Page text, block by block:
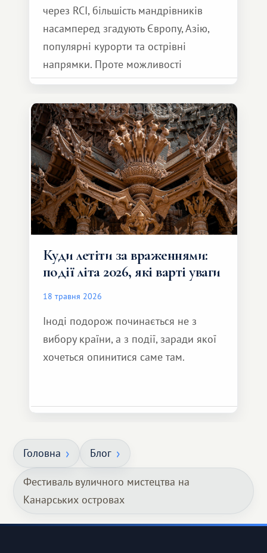
через RCI, більшість мандрівників
насамперед згадують Європу, Азію,
популярні курорти та острівні
напрямки. Проте можливості
обмінної системи значно ширші.
Серед них є і Африка – континент,
який здатний подарувати зовсім
інший формат подорожі.
Куди летіти за враженнями:
події літа 2026, які варті уваги
18 травня 2026
Іноді подорож починається не з
вибору країни, а з події, заради якої
хочеться опинитися саме там.
Головна Блог
Фестиваль вуличного мистецтва на
Канарських островах